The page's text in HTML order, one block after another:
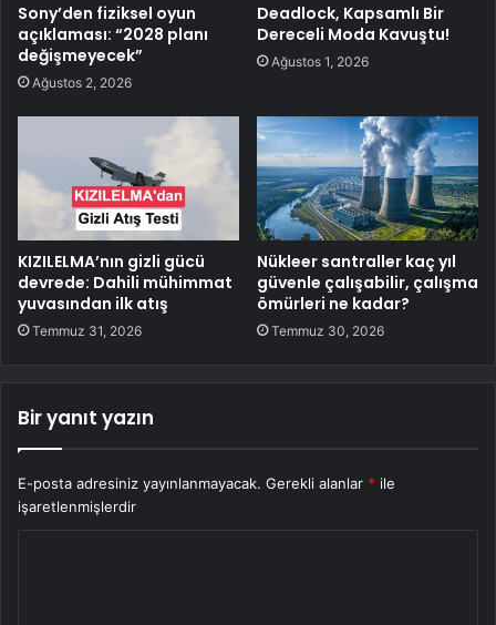
Sony’den fiziksel oyun
açıklaması: “2028 planı
değişmeyecek”
Ağustos 2, 2026
Deadlock, Kapsamlı Bir
Dereceli Moda Kavuştu!
Ağustos 1, 2026
KIZILELMA’nın gizli gücü
devrede: Dahili mühimmat
yuvasından ilk atış
Temmuz 31, 2026
Nükleer santraller kaç yıl
güvenle çalışabilir, çalışma
ömürleri ne kadar?
Temmuz 30, 2026
Bir yanıt yazın
E-posta adresiniz yayınlanmayacak. Gerekli alanlar * ile
işaretlenmişlerdir